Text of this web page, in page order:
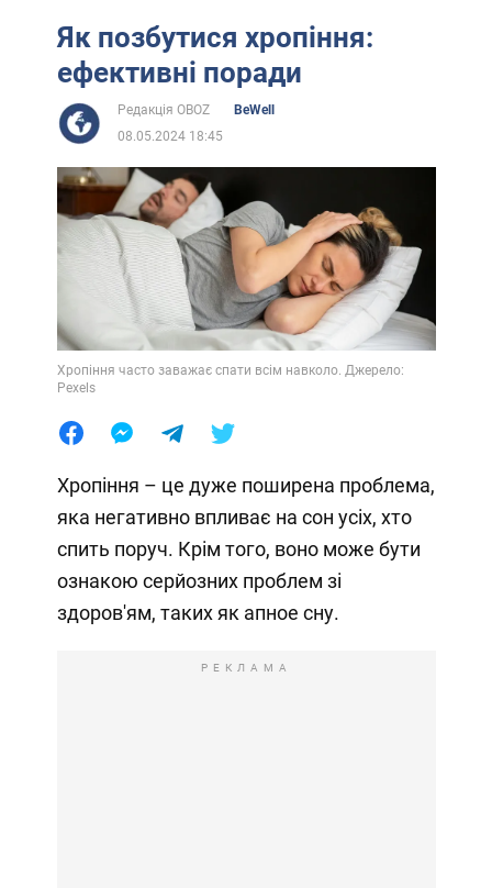
Як позбутися хропіння:
ефективні поради
Редакція OBOZ
BeWell
08.05.2024 18:45
Хропіння часто заважає спати всім навколо. Джерело:
Pexels
Хропіння – це дуже поширена проблема,
яка негативно впливає на сон усіх, хто
спить поруч. Крім того, воно може бути
ознакою серйозних проблем зі
здоров'ям, таких як апное сну.
РЕКЛАМА